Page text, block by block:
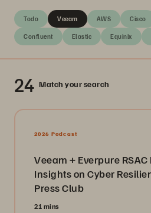
Todo AWS Cisco
Confluent Elastic Equinix
Veeam
24 Match your search
2026 Podcast
Veeam + Everpure
Insights on Cyber
Press Club
21 mins